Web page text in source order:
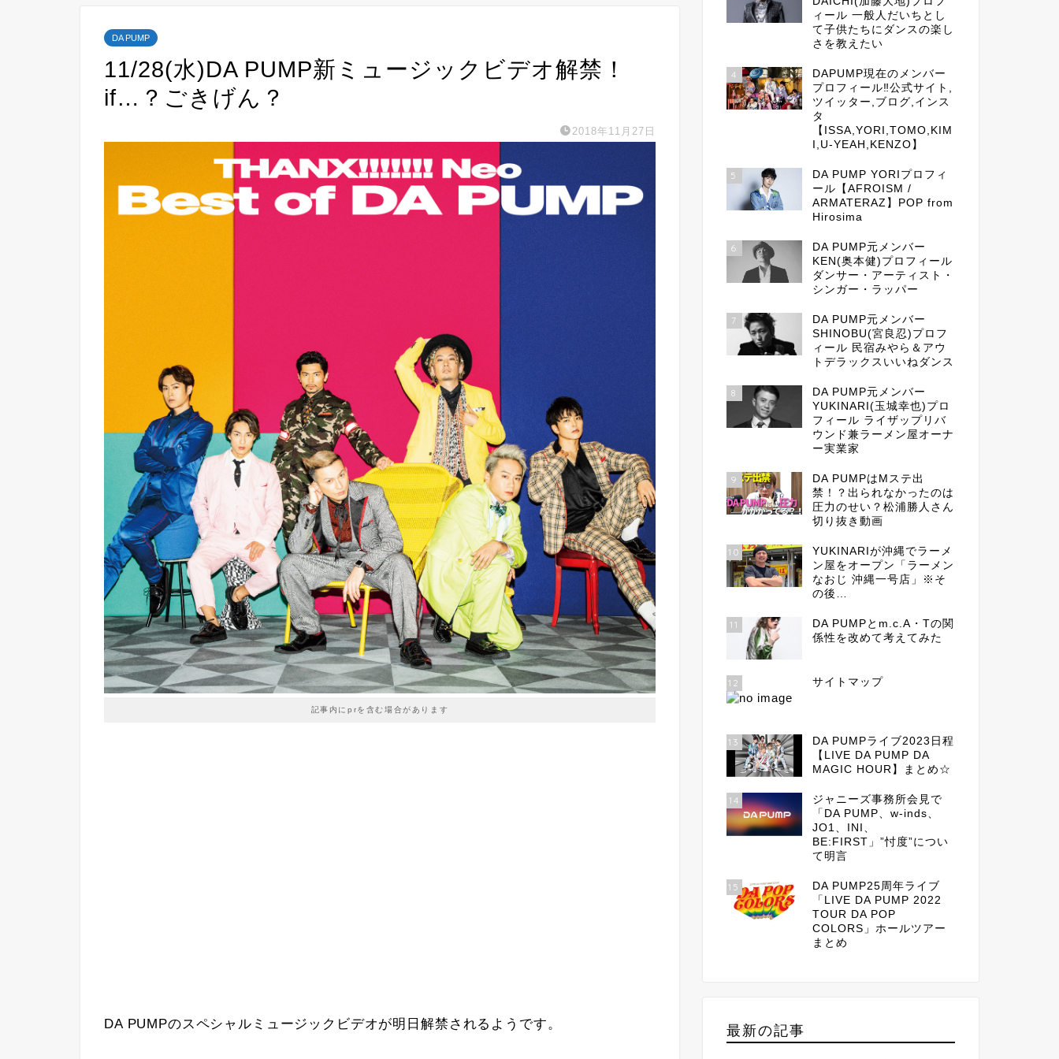
DA PUMP
11/28(水)DA PUMP新ミュージックビデオ解禁！
if…？ごきげん？
2018年11月27日
記事内にprを含む場合があります
DA PUMPのスペシャルミュージックビデオが明日解禁されるようです。
ィール 一般人だいちとし
て子供たちにダンスの楽し
さを教えたい
4
DAPUMP現在のメンバー
プロフィール‼公式サイト,
ツイッター,ブログ,インス
タ
【ISSA,YORI,TOMO,KIM
I,U-YEAH,KENZO】
5
DA PUMP YORIプロフィ
ール【AFROISM /
ARMATERAZ】POP from
Hirosima
6
DA PUMP元メンバー
KEN(奥本健)プロフィール
ダンサー・アーティスト・
シンガー・ラッパー
7
DA PUMP元メンバー
SHINOBU(宮良忍)プロフ
ィール 民宿みやら＆アウ
トデラックスいいねダンス
8
DA PUMP元メンバー
YUKINARI(玉城幸也)プロ
フィール ライザップリバ
ウンド兼ラーメン屋オーナ
ー実業家
9
DA PUMPはMステ出
禁！？出られなかったのは
圧力のせい？松浦勝人さん
切り抜き動画
10
YUKINARIが沖縄でラーメ
ン屋をオープン「ラーメン
なおじ 沖縄一号店」※そ
の後…
11
DA PUMPとm.c.A・Tの関
係性を改めて考えてみた
12 サイトマップ
13
DA PUMPライブ2023日程
【LIVE DA PUMP DA
MAGIC HOUR】まとめ☆
14
ジャニーズ事務所会見で
「DA PUMP、w-inds、
JO1、INI、
BE:FIRST」”忖度”につい
て明言
15
DA PUMP25周年ライブ
「LIVE DA PUMP 2022
TOUR DA POP
COLORS」ホールツアー
まとめ
最新の記事